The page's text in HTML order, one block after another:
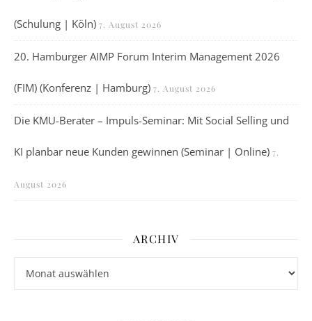
(Schulung | Köln) 7. August 2026
20. Hamburger AIMP Forum Interim Management 2026
(FIM) (Konferenz | Hamburg) 7. August 2026
Die KMU-Berater – Impuls-Seminar: Mit Social Selling und
KI planbar neue Kunden gewinnen (Seminar | Online) 7.
August 2026
ARCHIV